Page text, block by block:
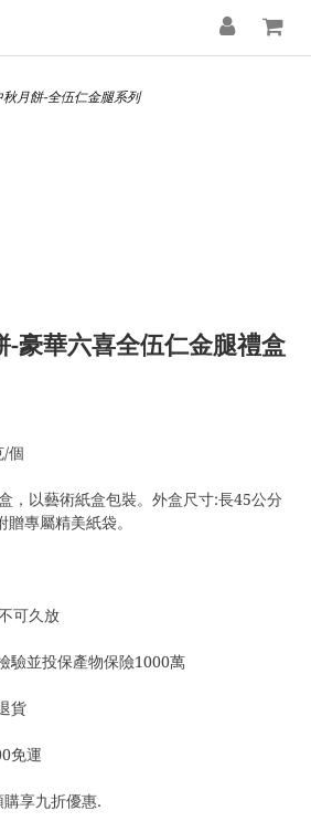
秋月餅-全伍仁金腿系列
-豪華六喜全伍仁金腿禮盒
個
，以藝術紙盒包裝。外盒尺寸:長45公分
專屬精美紙袋。
可久放
驗並投保產物保險1000萬
貨
免運
享九折優惠.